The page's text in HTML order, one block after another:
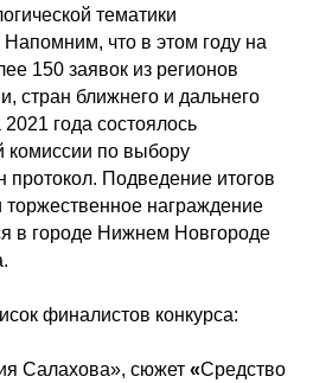
тематики
что в этом году на
150 заявок из регионов
стран ближнего и дальнего
года состоялось
комиссии по выбору
протокол. Подведение итогов
торжественное награждение
в городе Нижнем Новгороде
финалистов конкурса:
Салахова», сюжет «Средство